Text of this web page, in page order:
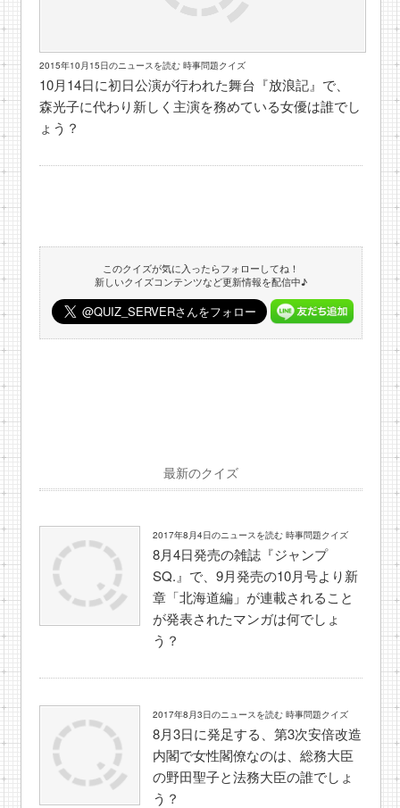
2015年10月15日のニュースを読む 時事問題クイズ
10月14日に初日公演が行われた舞台『放浪記』で、
森光子に代わり新しく主演を務めている女優は誰でし
ょう？
このクイズが気に入ったらフォローしてね！
新しいクイズコンテンツなど更新情報を配信中♪
最新のクイズ
2017年8月4日のニュースを読む 時事問題クイズ
8月4日発売の雑誌『ジャンプ
SQ.』で、9月発売の10月号より新
章「北海道編」が連載されること
が発表されたマンガは何でしょ
う？
2017年8月3日のニュースを読む 時事問題クイズ
8月3日に発足する、第3次安倍改造
内閣で女性閣僚なのは、総務大臣
の野田聖子と法務大臣の誰でしょ
う？